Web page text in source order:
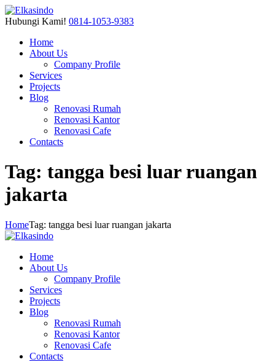
Hubungi Kami! 0814-1053-9383
Home
About Us
Company Profile
Services
Projects
Blog
Renovasi Rumah
Renovasi Kantor
Renovasi Cafe
Contacts
Tag: tangga besi luar ruangan
jakarta
HomeTag: tangga besi luar ruangan jakarta
Home
About Us
Company Profile
Services
Projects
Blog
Renovasi Rumah
Renovasi Kantor
Renovasi Cafe
Contacts